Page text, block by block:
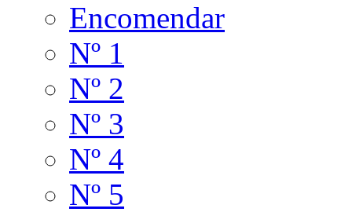
Encomendar
Nº 1
Nº 2
Nº 3
Nº 4
Nº 5